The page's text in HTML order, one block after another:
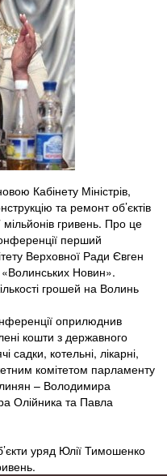
Кабінету Міністрів,
та ремонт об’єктів
гривень. Про це
перший
Верховної Ради Євген
Новин».
грошей на Волинь
оприлюднив
кошти з державного
котельні, лікарні,
комітетом парламенту
– Володимира
Олійника та Павла
уряд Юлії Тимошенко